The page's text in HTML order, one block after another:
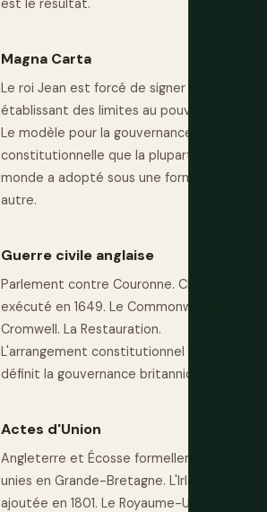
est le résultat.
Magna Carta
Le roi Jean est forcé de signer la charte
établissant des limites au pouvoir royal.
Le modèle pour la gouvernance
constitutionnelle que la plupart du
monde a adopté sous une forme ou une
autre.
Guerre civile anglaise
Parlement contre Couronne. Charles Ier
exécuté en 1649. Le Commonwealth de
Cromwell. La Restauration.
L'arrangement constitutionnel qui suit
définit la gouvernance britannique.
Actes d'Union
Angleterre et Écosse formellement
unies en Grande-Bretagne. L'Irlande
ajoutée en 1801. Le Royaume-Uni en tant